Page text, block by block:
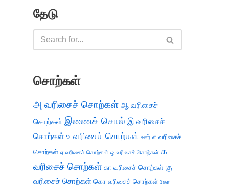
தேடு
சொற்கள்
அ வரிசைச் சொற்கள் ஆ வரிசைச்
சொற்கள் இணைச் சொல் இ வரிசைச்
சொற்கள் உ வரிசைச் சொற்கள் ஊர் எ வரிசைச்
சொற்கள் ஏ வரிசைச் சொற்கள் ஒ வரிசைச் சொற்கள் க
வரிசைச் சொற்கள் கா வரிசைச் சொற்கள் கு
வரிசைச் சொற்கள் கொ வரிசைச் சொற்கள் கோ